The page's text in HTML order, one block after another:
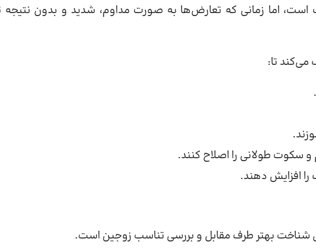
اما زمانی که تعارض‌ها به صورت مداوم، شدید و بدون نتیجه
تا:
سکوت طولانی را اصلاح کنند.
افزایش دهند.
شناخت بهتر طرف مقابل و بررسی تناسب زوجین است.